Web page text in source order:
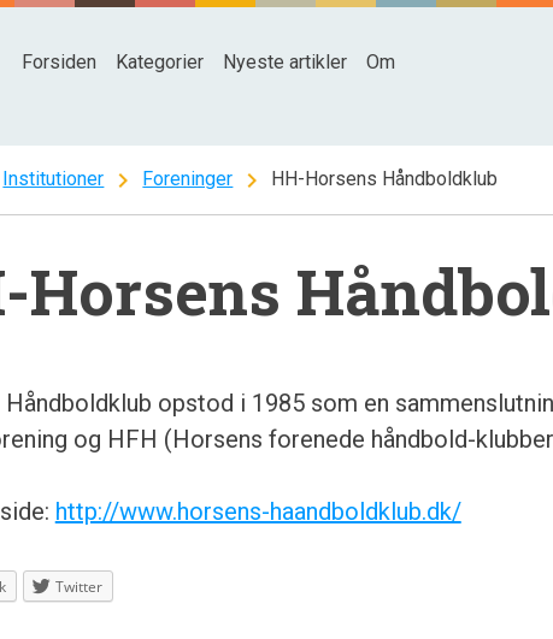
Forsiden Kategorier Nyeste artikler Om
Institutioner chevron_right Foreninger chevron_right HH-Horsens Håndboldklub
Horsens
Håndboldklub opstod i 1985 som en
og HFH (Horsens forenede håndbold-
http://www.horsens-haandboldklub.dk/
Twitter